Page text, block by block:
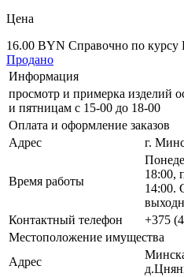
Цена
16.00 BYN Справочно по
Продано
Информация
просмотр и примерка изделий
и пятницам с 15-00 до 18-00
Оплата и оформление заказов
Адрес
г.
Время работы
18:00,
14:00.
Контактный телефон
+375
Местоположение имущества
Адрес